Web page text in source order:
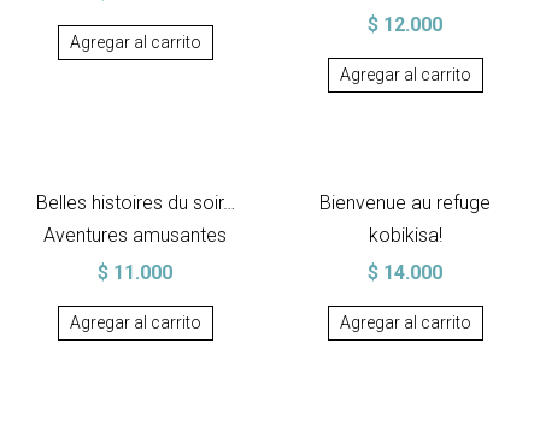
Agregar al carrito
$ 12.000
Agregar al carrito
Belles histoires du soir…
Aventures amusantes
$ 11.000
Agregar al carrito
Bienvenue au refuge
kobikisa!
$ 14.000
Agregar al carrito